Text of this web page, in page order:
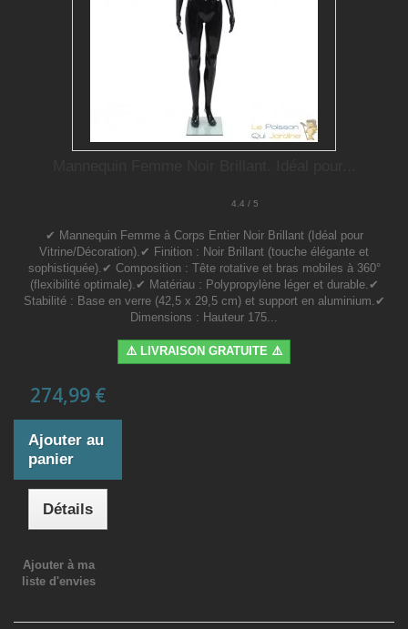
4.4 / 5
✔ Mannequin Femme à Corps Entier Noir Brillant (Idéal pour
Vitrine/Décoration).✔ Finition : Noir Brillant (touche élégante et
sophistiquée).✔ Composition : Tête rotative et bras mobiles à 360°
(flexibilité optimale).✔ Matériau : Polypropylène léger et durable.✔
Stabilité : Base en verre (42,5 x 29,5 cm) et support en aluminium.✔
Dimensions : Hauteur 175...
⚠️ LIVRAISON GRATUITE ⚠️
274,99 €
Ajouter au
panier
Détails
Ajouter à ma
liste d'envies